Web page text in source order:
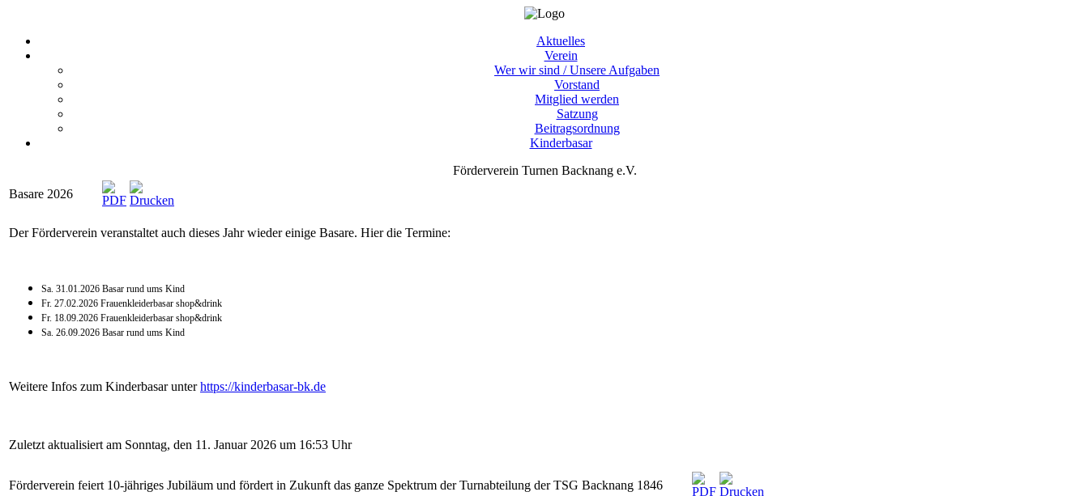
Aktuelles
Verein
Wer wir sind / Unsere Aufgaben
Vorstand
Mitglied werden
Satzung
Beitragsordnung
Kinderbasar
Förderverein Turnen Backnang e.V.
Basare 2026
Der Förderverein veranstaltet auch dieses Jahr wieder einige Basare. Hier die Termine:
Sa. 31.01.2026 Basar rund ums Kind
Fr. 27.02.2026 Frauenkleiderbasar shop&drink
Fr. 18.09.2026 Frauenkleiderbasar shop&drink
Sa. 26.09.2026 Basar rund ums Kind
Weitere Infos zum Kinderbasar unterhttps://kinderbasar-bk.de
Zuletzt aktualisiert am Sonntag, den 11. Januar 2026 um 16:53 Uhr
Förderverein feiert 10-jähriges Jubiläum und fördert in Zukunft das ganze Spektrum der Turnabteilung der TSG Backnang 1846